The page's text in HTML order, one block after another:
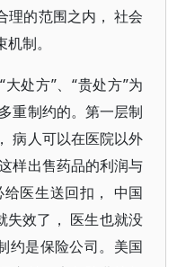
理的范围之内， 社会
制。
处方”、“贵处方”为
重制约的。第一层制
病人可以在医院以外
样出售药品的利润与
医生送回扣， 中国
失效了， 医生也就没
约是保险公司。美国